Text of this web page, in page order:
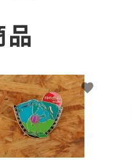
品
favorite